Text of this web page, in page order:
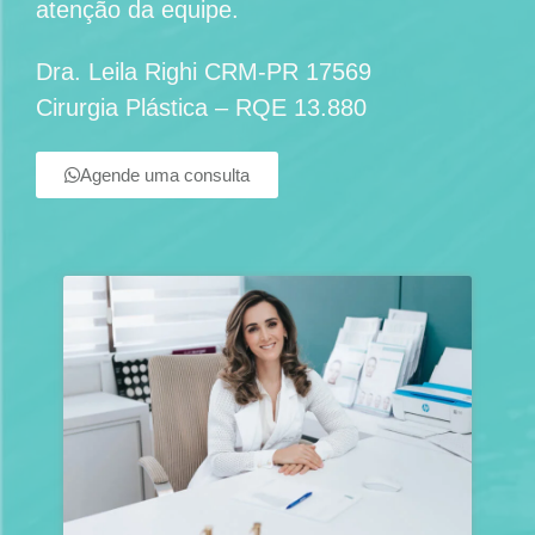
atenção da equipe.
Dra. Leila Righi CRM-PR 17569
Cirurgia Plástica – RQE 13.880
Agende uma consulta